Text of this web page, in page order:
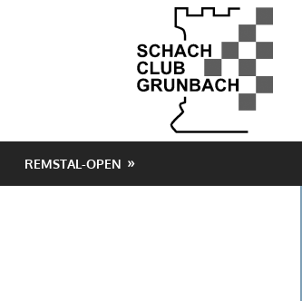
REMSTAL-OPEN